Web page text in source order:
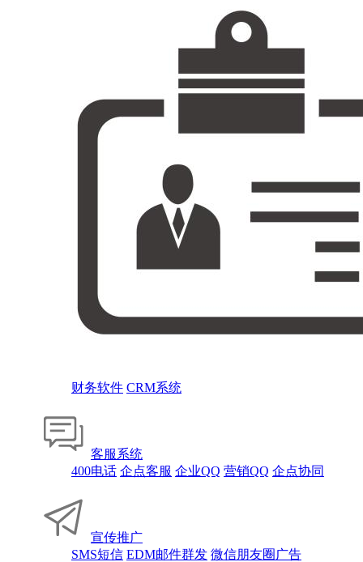
财务软件 CRM系统
客服系统
400电话 企点客服 企业QQ 营销QQ 企点协同
宣传推广
SMS短信 EDM邮件群发 微信朋友圈广告